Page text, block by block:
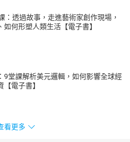
：透過故事，走進藝術家創作現場，
如何形塑人類生活【電子書】
9堂課解析美元邏輯，如何影響全球經
電子書】
看更多